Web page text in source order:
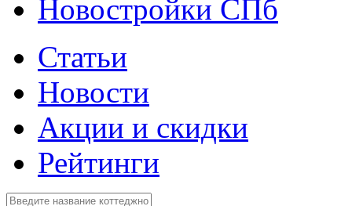
Новостройки СПб
Статьи
Новости
Акции и скидки
Рейтинги